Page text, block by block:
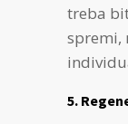
treba
spremi,
5.